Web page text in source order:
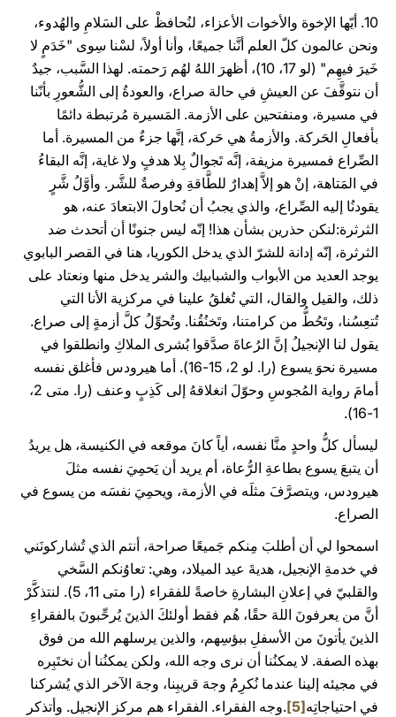
10. أيّها الإخوة والأخوات الأعزاء، لنُحافظْ على السَلامِ والهُدوء،
ونحن عالمون كلّ العلم أنَّنا جميعًا، وأنا أولاً، لسْنا سِوى "خَدَمٍ لا
خَيرَ فيهِم" (لو 17، 10)، أظهرَ اللهُ لهُم رَحمته. لهذا السَّبب، جيدٌ
أن نتوقَّفَ عن العيشِ في حالة صراع، والعودةُ إلى الشُّعورِ بأنّنا
في مسيرة، ومنفتحين على الأزمة. المَسيرة مُرتبطة دائمًا
بأفعالِ الحَركة. والأزمةُ هي حَركة، إنَّها جزءٌ من المسيرة. أما
الصِّراع فمسيرة مزيفة، إنَّه تَجوالٌ بِلا هدفٍ ولا غاية، إنَّه البقاءُ
في المَتاهة، إنْ هو إلاَّ إهدارٌ للطَّاقةِ وفرصةٌ للشَّر. وأوَّلُ شَّرٍ
يقودنُا إليه الصِّراع، والذي يجبُ أن نُحاولَ الابتعادَ عنه، هو
الثرثرة:لنكن حذرين بشأن هذا! إنّه ليس جنونًا أن أتحدث ضد
الثرثرة، إنّه إدانة للشرّ الذي يدخل الكوريا، هنا في القصر البابوي
يوجد العديد من الأبواب والشبابيك والشر يدخل منها ونعتاد على
ذلك، والقيل والقال، التي تُغلقُ علينا في مركزية الأنا التي
تُتعِسُنا، وتَحُطُّ من كرامتنا، وتَخنُقُنا. وتُحوِّلُ كلَّ أزمةٍ إلى صراع.
يقول لنا الإنجيلُ إنَّ الرُعاةَ صدَّقوا بُشرى الملاكِ وانطلقوا في
مسيرة نحوَ يسوع (را. لو 2، 15-16). أما هيرودس فأغلق نفسه
أمامَ رواية المُجوسِ وحوّلَ انغلاقهُ إلى كَذِبٍ وعنف (را. متى 2،
1-16).
ليسأل كلُّ واحدٍ منَّا نفسه، أياً كانَ موقعه في الكنيسة، هل يريدُ
أن يتبعَ يسوع بطاعةِ الرُّعاة، أم يريد أن يَحمِيَ نفسه مثلَ
هيرودس، ويتصرَّفَ مثلَه في الأزمة، ويحمِيَ نفسَه من يسوع في
الصراع.
اسمحوا لي أن أطلبَ مِنكم جَميعًا صراحة، أنتم الذي تُشاركونَني
في خدمةِ الإنجيل، هديةَ عيد الميلاد، وهي: تعاوُنكم السَّخي
والقلبيّ في إعلانِ البشارةِ خاصةً للفقراء (را متى 11، 5). لنتذكَّرْ
أنَّ من يعرفونَ اللهَ حقًا، هُم فقط أولئكَ الذينَ يُرحِّبونَ بالفقراءِ
الذينَ يأتونَ من الأسفلِ ببؤسِهم، والذين يرسلهم الله من فوق
بهذه الصفة. لا يمكنُنا أن نرى وجه الله، ولكن يمكنُنا أن نختَبِره
في مجيئه إلينا عندما نُكرِمُ وجهَ قريبِنا، وجهَ الآخر الذي يُشركنا
في احتياجاتِه[5]
.وجه الفقراء. الفقراء هم مركز الإنجيل. وأتذكر